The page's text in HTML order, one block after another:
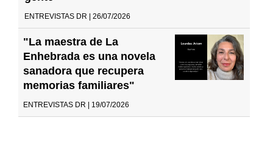
ENTREVISTAS DR | 26/07/2026
"La maestra de La
Enhebrada es una novela
sanadora que recupera
memorias familiares"
ENTREVISTAS DR | 19/07/2026